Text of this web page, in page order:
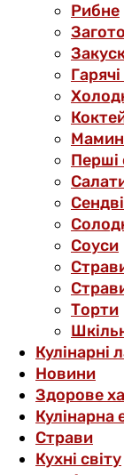
Рибне
Перші
Соуси
Торти
Кулінарні
Новини
Здорове
Кулінарна
Страви
Кухні світу